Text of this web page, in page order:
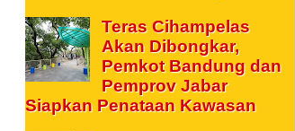
Teras Cihampelas
Akan Dibongkar,
Pemkot Bandung dan
Pemprov Jabar
Siapkan Penataan Kawasan